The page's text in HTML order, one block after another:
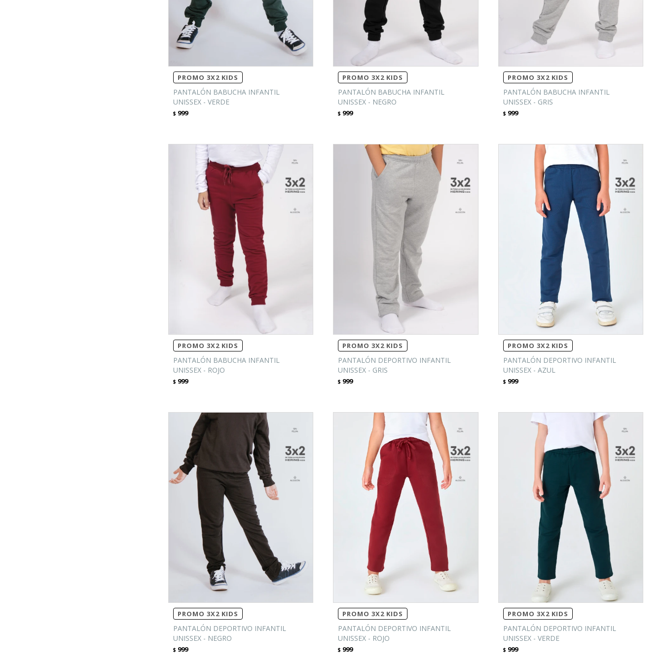
PROMO 3X2 KIDS
PANTALÓN BABUCHA INFANTIL
UNISSEX - VERDE
$ 999
PROMO 3X2 KIDS
PANTALÓN BABUCHA INFANTIL
UNISSEX - NEGRO
$ 999
PROMO 3X2 KIDS
PANTALÓN BABUCHA INFANTIL
UNISSEX - GRIS
$ 999
PROMO 3X2 KIDS
PANTALÓN BABUCHA INFANTIL
UNISSEX - ROJO
$ 999
PROMO 3X2 KIDS
PANTALÓN DEPORTIVO INFANTIL
UNISSEX - GRIS
$ 999
PROMO 3X2 KIDS
PANTALÓN DEPORTIVO INFANTIL
UNISSEX - AZUL
$ 999
PROMO 3X2 KIDS
PANTALÓN DEPORTIVO INFANTIL
UNISSEX - NEGRO
$ 999
PROMO 3X2 KIDS
PANTALÓN DEPORTIVO INFANTIL
UNISSEX - ROJO
$ 999
PROMO 3X2 KIDS
PANTALÓN DEPORTIVO INFANTIL
UNISSEX - VERDE
$ 999